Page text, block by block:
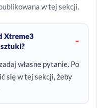
w tej sekcji.
Xtreme3
własne pytanie. Po
się w tej sekcji, żeby